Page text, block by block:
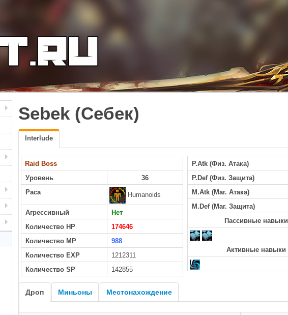
Sebek (Себек)
Interlude
Raid Boss
Уровень
36
Раса
Humanoids
Агрессивный
Нет
Количество HP
174646
Количество MP
988
Количество EXP
1212311
Количество SP
142855
P.Atk (Физ. Атака)
P.Def (Физ. Защита)
M.Atk (Маг. Атака)
M.Def (Маг. Защита)
Пассивные навыки
Активные навыки
Дроп Миньоны Местонахождение